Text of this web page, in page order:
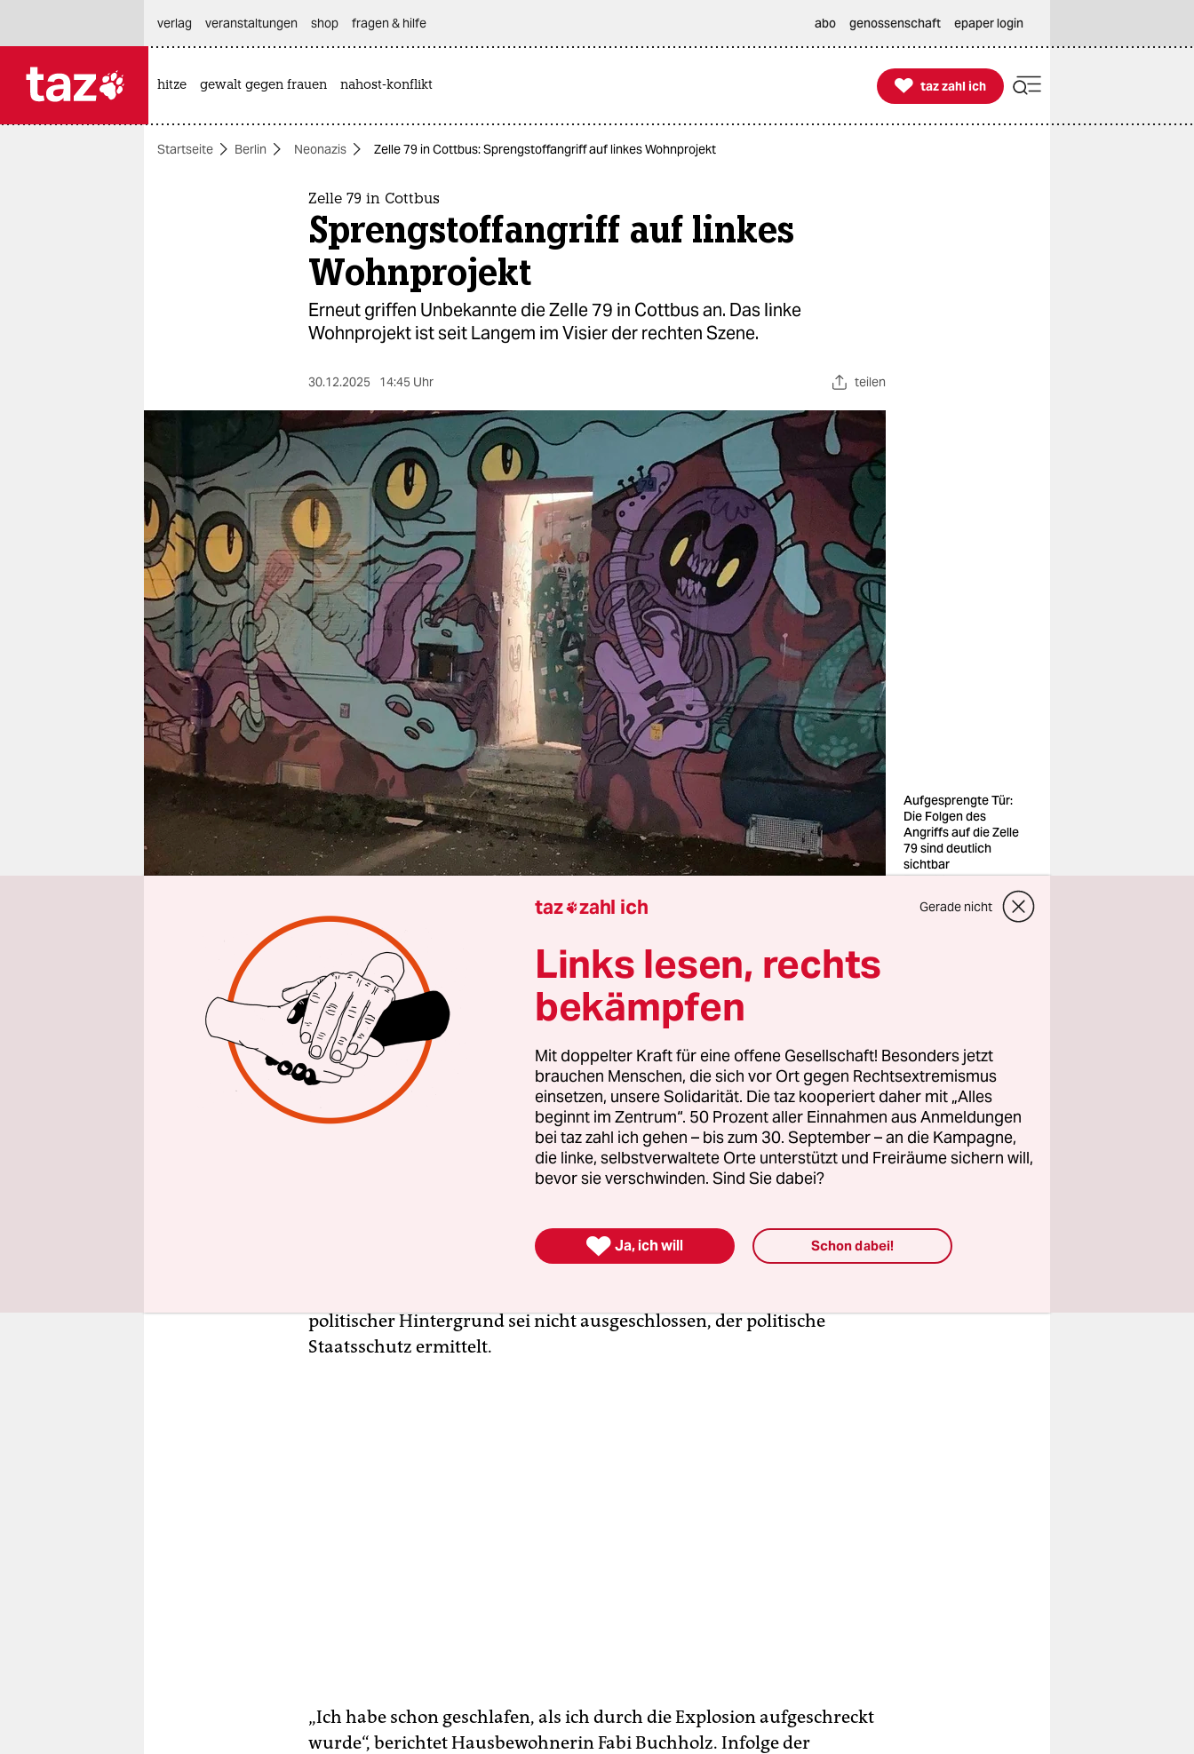
themen
wahrheit
verlag
verlag
veranstaltungen
shop
fragen & hilfe
unterstützen
abo
genossenschaft
epaper login
verlag
veranstaltungen shop fragen & hilfe abo genossenschaft epaper login
hitze gewalt gegen frauen nahost-konflikt 
taz zahl ich
taz zahl ich
Startseite Berlin Neonazis Zelle 79 in Cottbus: Sprengstoffangriff auf linkes Wohnprojekt
Zelle 79 in Cottbus
Sprengstoffangriff auf linkes
Wohnprojekt
Erneut griffen Unbekannte die Zelle 79 in Cottbus an. Das linke
Wohnprojekt ist seit Langem im Visier der rechten Szene.
30.12.2025 14:45 Uhr teilen
Aufgesprengte Tür:
Die Folgen des
Angriffs auf die Zelle
79 sind deutlich
sichtbar
Foto: Margarete
Von Jonas Wahmkow
Die massive Haustür ist verbogen und aus den Angeln gerissen, die
Klingelanlage hängt nur noch mit wenigen Kabeln an der Wand. Die
Bilder von den Folgen des Angriffs vorige Nacht lassen die Stärke der
Explosion nur erahnen. In der Nacht zum Dienstag wurde wieder
einmal das linke Hausprojekt Zelle 79 in Cottbus Ziel eines Angriffs.
Verletzt wurde nach Angaben des Hausprojekts glücklicherweise
Nach Angaben der Polizei zündeten Unbekannte gegen Mitternacht
eine größere Menge Pyrotechnik. Dabei seien Hauseingang,
politischer Hintergrund sei nicht ausgeschlossen, der politische
Staatsschutz ermittelt.
„Ich habe schon geschlafen, als ich durch die Explosion aufgeschreckt
wurde“, berichtet Hausbewohnerin Fabi Buchholz. Infolge der
taz zahl ich Gerade nicht
Links lesen, rechts
bekämpfen
Mit doppelter Kraft für eine offene Gesellschaft! Besonders jetzt
brauchen Menschen, die sich vor Ort gegen Rechtsextremismus
einsetzen, unsere Solidarität. Die taz kooperiert daher mit „Alles
beginnt im Zentrum“. 50 Prozent aller Einnahmen aus Anmeldungen
bei taz zahl ich gehen – bis zum 30. September – an die Kampagne,
die linke, selbstverwaltete Orte unterstützt und Freiräume sichern will,
bevor sie verschwinden. Sind Sie dabei?
 Ja, ich will Schon dabei!